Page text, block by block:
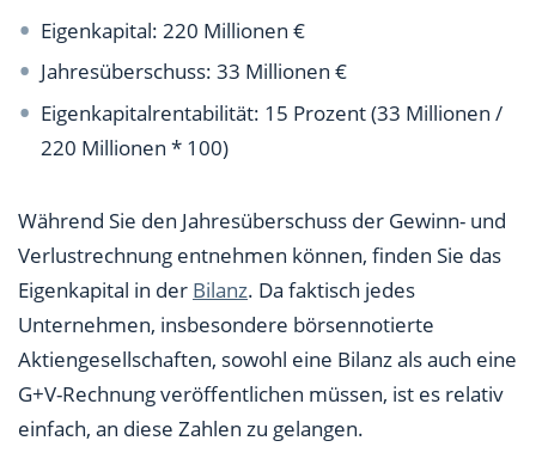
Eigenkapital: 220 Millionen €
Jahresüberschuss: 33 Millionen €
Eigenkapitalrentabilität: 15 Prozent (33 Millionen /
220 Millionen * 100)
Während Sie den Jahresüberschuss der Gewinn- und
Verlustrechnung entnehmen können, finden Sie das
Eigenkapital in der Bilanz. Da faktisch jedes
Unternehmen, insbesondere börsennotierte
Aktiengesellschaften, sowohl eine Bilanz als auch eine
G+V-Rechnung veröffentlichen müssen, ist es relativ
einfach, an diese Zahlen zu gelangen.